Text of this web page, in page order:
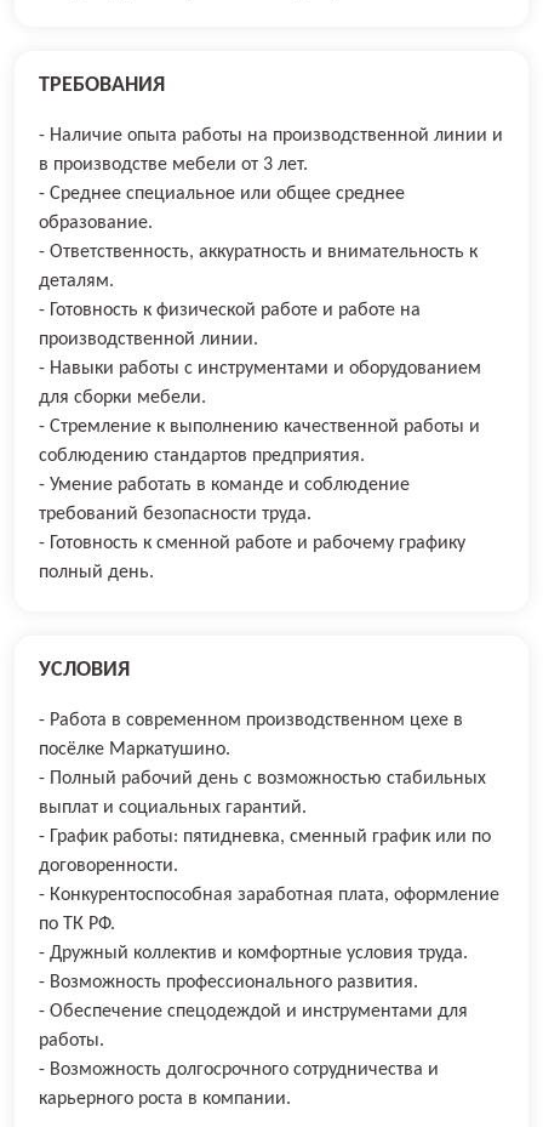
ТРЕБОВАНИЯ
- Наличие опыта работы на производственной линии и
в производстве мебели от 3 лет.
- Среднее специальное или общее среднее
образование.
- Ответственность, аккуратность и внимательность к
деталям.
- Готовность к физической работе и работе на
производственной линии.
- Навыки работы с инструментами и оборудованием
для сборки мебели.
- Стремление к выполнению качественной работы и
соблюдению стандартов предприятия.
- Умение работать в команде и соблюдение
требований безопасности труда.
- Готовность к сменной работе и рабочему графику
полный день.
УСЛОВИЯ
- Работа в современном производственном цехе в
посёлке Маркатушино.
- Полный рабочий день с возможностью стабильных
выплат и социальных гарантий.
- График работы: пятидневка, сменный график или по
договоренности.
- Конкурентоспособная заработная плата, оформление
по ТК РФ.
- Дружный коллектив и комфортные условия труда.
- Возможность профессионального развития.
- Обеспечение спецодеждой и инструментами для
работы.
- Возможность долгосрочного сотрудничества и
карьерного роста в компании.